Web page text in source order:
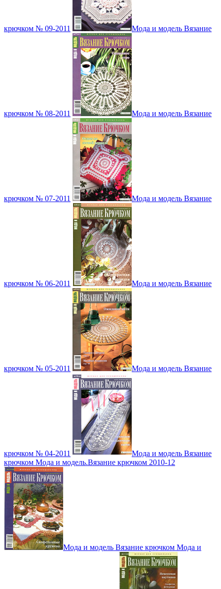
крючком № 09-2011 Мода и модель Вязание
крючком № 08-2011 Мода и модель Вязание
крючком № 07-2011 Мода и модель Вязание
крючком № 06-2011 Мода и модель Вязание
крючком № 05-2011 Мода и модель Вязание
крючком № 04-2011
Мода и модель Вязание
крючком Мода и модель.Вязание крючком 2010-12
Мода и модель Вязание крючком Мода и